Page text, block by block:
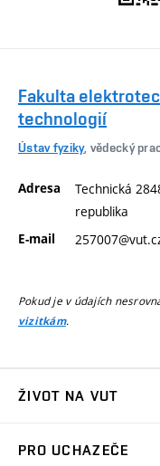
Fakulta
technologií
Ústav fyziky, vědecký
Adresa
Technická
republika
E-mail
Pokud je v údajích
vizitkám.
ŽIVOT NA VUT
PRO UCHAZEČE